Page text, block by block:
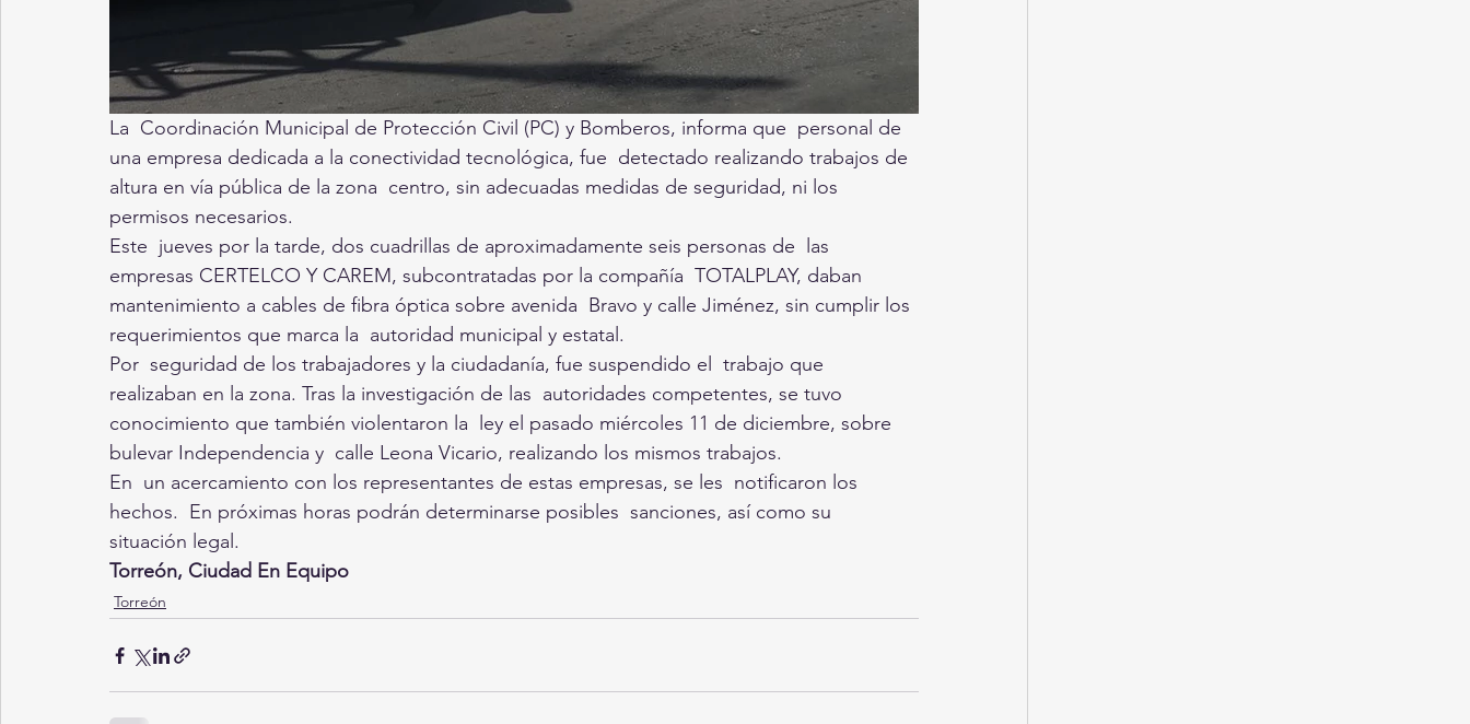
La  Coordinación Municipal de Protección Civil (PC) y Bomberos, informa que  personal de
una empresa dedicada a la conectividad tecnológica, fue  detectado realizando trabajos de
altura en vía pública de la zona  centro, sin adecuadas medidas de seguridad, ni los
permisos necesarios.
Este  jueves por la tarde, dos cuadrillas de aproximadamente seis personas de  las
empresas CERTELCO Y CAREM, subcontratadas por la compañía  TOTALPLAY, daban
mantenimiento a cables de fibra óptica sobre avenida  Bravo y calle Jiménez, sin cumplir los
requerimientos que marca la  autoridad municipal y estatal.
Por  seguridad de los trabajadores y la ciudadanía, fue suspendido el  trabajo que
realizaban en la zona. Tras la investigación de las  autoridades competentes, se tuvo
conocimiento que también violentaron la  ley el pasado miércoles 11 de diciembre, sobre
bulevar Independencia y  calle Leona Vicario, realizando los mismos trabajos.
En  un acercamiento con los representantes de estas empresas, se les  notificaron los
hechos.  En próximas horas podrán determinarse posibles  sanciones, así como su
situación legal.
Torreón, Ciudad En Equipo
Torreón